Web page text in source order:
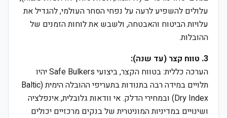
עלולים להשפיע לרעה על נפחי הסחר העולמי, להגדיל את
עלויות הביטוח והאבטחה, ולשבש את לוחות הזמנים של
ההובלות.
3. טווח קצר (עד שנה):
הערכה כללית: בטווח הקצר, ביצועי Safe Bulkers יהיו
תלויים במידה רבה בתנודות בתעריפי ההובלה הימית (Baltic
Dry Index) ובמחירי הדלק. אי וודאות גלובלית, אינפלציה
ושינויים במדיניות המוניטרית של בנקים מרכזיים יכולים